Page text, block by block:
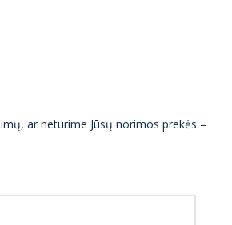
ar neturime Jūsų norimos prekės –